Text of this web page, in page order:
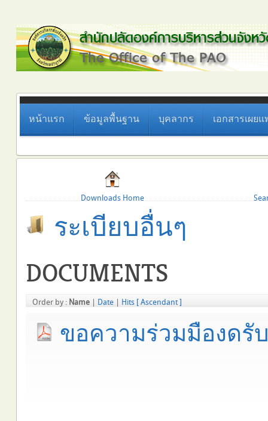
หน้าแรก ข้อมูลพื้นฐาน บุคลากร เอกสารเผยแ
Downloads Home
ระเบียบอื่นๆ
DOCUMENTS
Order by : Name Date Hits [ Ascendant ]
ขอความร่วมมืองดรั